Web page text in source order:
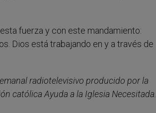
fuerza y con este mandamiento:
Dios está trabajando en y a través de
radiotelevisivo producido por la
católica Ayuda a la Iglesia Necesitada.